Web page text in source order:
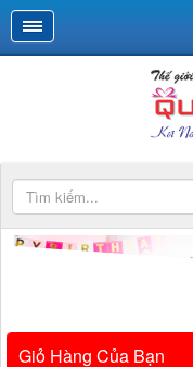
Giỏ Hàng Của Bạn